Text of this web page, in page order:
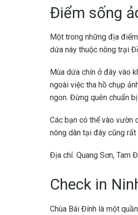
Điểm sống
Một trong những địa
dứa này thuộc nông trại
Mùa dứa chín ở đây vào
ngoài việc tha hồ chụp
ngon. Đừng quên chuẩn
Các bạn có thể vào vườn
nông dân tại đây cũng
Địa chỉ: Quang Sơn, Tam
Check in
Chùa Bái Đính là một